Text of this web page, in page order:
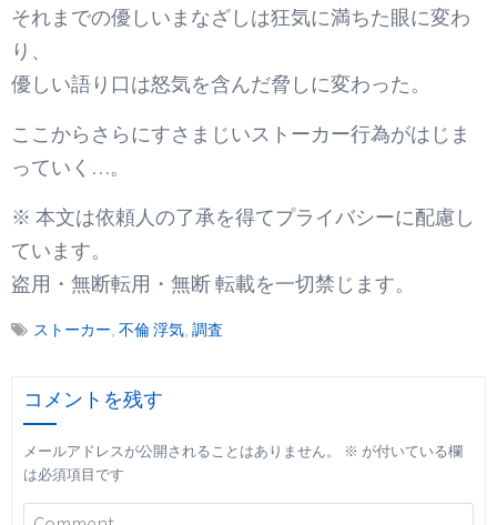
それまでの優しいまなざしは狂気に満ちた眼に変わ
り、
優しい語り口は怒気を含んだ脅しに変わった。
ここからさらにすさまじいストーカー行為がはじま
っていく…。
※ 本文は依頼人の了承を得てプライバシーに配慮し
ています。
盗用・無断転用・無断 転載を一切禁じます。
ストーカー, 不倫 浮気, 調査
コメントを残す
メールアドレスが公開されることはありません。 ※ が付いている欄
は必須項目です